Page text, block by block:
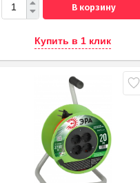
В корзину
Купить в 1 клик